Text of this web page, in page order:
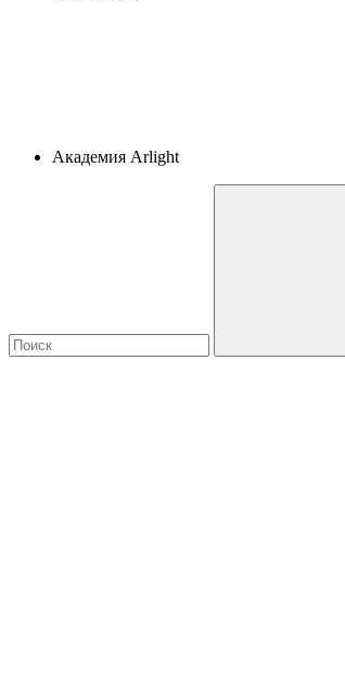
Академия Arlight